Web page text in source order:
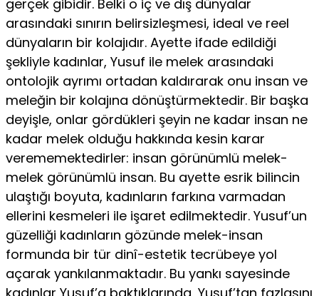
gerçek gibidir. Belki o iç ve dış dünyalar
arasındaki sınırın belirsizleşmesi, ideal ve reel
dünyaların bir kolajıdır. Ayette ifade edildiği
şekliyle kadınlar, Yusuf ile melek arasındaki
ontolojik ayrımı ortadan kaldırarak onu insan ve
meleğin bir kolajına dönüştürmektedir. Bir başka
deyişle, onlar gördük­leri şeyin ne kadar insan ne
kadar melek olduğu hakkında kesin karar
verememektedirler: insan görünümlü melek-
melek görünümlü insan. Bu ayette esrik bilincin
ulaştığı boyuta, kadınların farkına varmadan
ellerini kesmeleri ile işaret edilmektedir. Yusuf’un
güzelliği kadınların gözünde melek-insan
formunda bir tür dinî-estetik tecrübeye yol
açarak yankılanmaktadır. Bu yankı sayesinde